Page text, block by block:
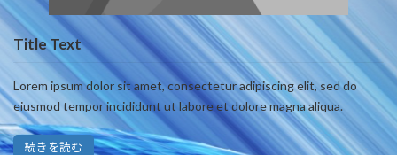
Title Text
Lorem ipsum dolor sit amet, consectetur adipiscing elit, sed do
eiusmod tempor incididunt ut labore et dolore magna aliqua.
続きを読む